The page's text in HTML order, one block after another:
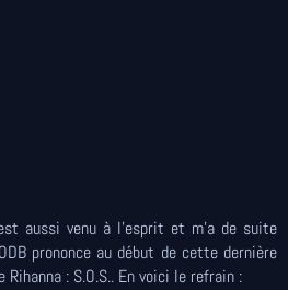
aussi venu à l'esprit et m'a de suite
prononce au début de cette dernière
: S.O.S.. En voici le refrain :